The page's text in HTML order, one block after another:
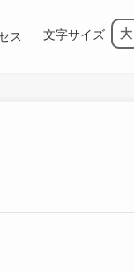
ス 文字サイズ 大